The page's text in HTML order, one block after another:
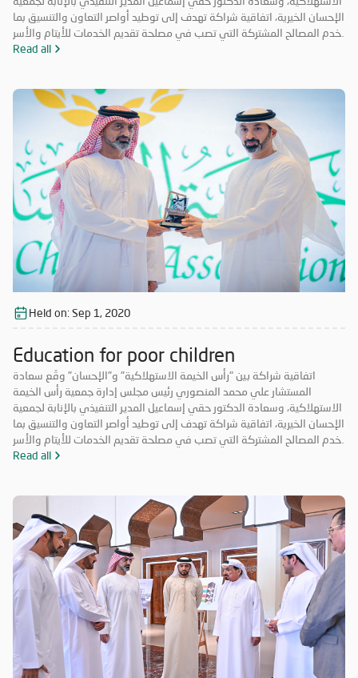
الإحسان الخيرية، اتفاقية شراكة تهدف إلى توطيد أواصر التعاون والتنسيق بما
يخدم المصالح المشتركة التي تصب في مصلحة تقديم الخدمات للأيتام والأسر
المحتاجة والمتعففة ودعم الحالات الإنسانية، إضافة إلى أهمية ترسيخ علاقة
Read all
Held on:Sep 1, 2020
Education for poor children
اتفاقية شراكة بين "رأس الخيمة الاستهلاكية" و"الإحسان" وقّع سعادة
المستشار علي محمد المنصوري رئيس مجلس إدارة جمعية رأس الخيمة
الاستهلاكية، وسعادة الدكتور حقي إسماعيل المدير التنفيذي بالإنابة لجمعية
الإحسان الخيرية، اتفاقية شراكة تهدف إلى توطيد أواصر التعاون والتنسيق بما
يخدم المصالح المشتركة التي تصب في مصلحة تقديم الخدمات للأيتام والأسر
المحتاجة والمتعففة ودعم الحالات الإنسانية، إضافة إلى أهمية ترسيخ علاقة
Read all